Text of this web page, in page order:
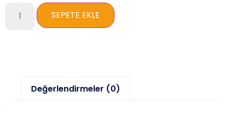
SEPETE EKLE
Değerlendirmeler (0)